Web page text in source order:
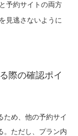
予約サイトの両方
見逃さないように
際の確認ポイ
ため、他の予約サイ
。ただし、プラン内